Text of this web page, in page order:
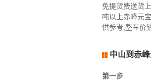
免提货费送货
吨以上赤峰元
供参考,整车价
中山到赤
第一步